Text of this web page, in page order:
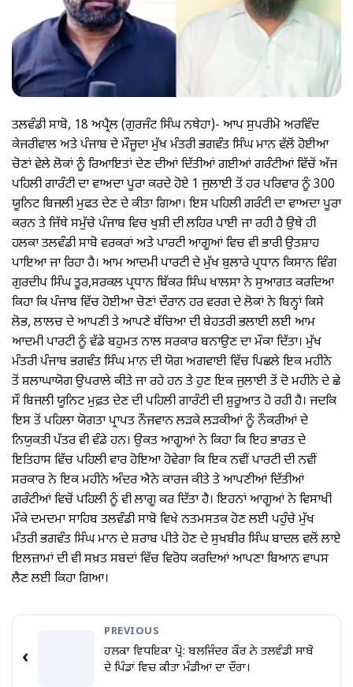
ਤਲਵੰਡੀ ਸਾਬੋ, 18 ਅਪ੍ਰੈਲ (ਗੁਰਜੰਟ ਸਿੰਘ ਨਥੇਹਾ)- ਆਪ ਸੁਪਰੀਮੋ ਅਰਵਿੰਦ
ਕੇਜਰੀਵਾਲ ਅਤੇ ਪੰਜਾਬ ਦੇ ਮੌਜੂਦਾ ਮੁੱਖ ਮੰਤਰੀ ਭਗਵੰਤ ਸਿੰਘ ਮਾਨ ਵੱਲੋਂ ਹੋਈਆ
ਚੋਣਾਂ ਵੇਲੇ ਲੋਕਾਂ ਨੂੰ ਰਿਆਇਤਾਂ ਦੇਣ ਦੀਆਂ ਦਿੱਤੀਆਂ ਗਈਆਂ ਗਰੰਟੀਆਂ ਵਿੱਚੋਂ ਅੱਜ
ਪਹਿਲੀ ਗਾਰੰਟੀ ਦਾ ਵਾਅਦਾ ਪੂਰਾ ਕਰਦੇ ਹੋਏ 1 ਜੁਲਾਈ ਤੋਂ ਹਰ ਪਰਿਵਾਰ ਨੂੰ 300
ਯੂਨਿਟ ਬਿਜਲੀ ਮੁਫਤ ਦੇਣ ਦੇ ਕੀਤਾ ਗਿਆ। ਇਸ ਪਹਿਲੀ ਗਰੰਟੀ ਦਾ ਵਾਅਦਾ ਪੂਰਾ
ਕਰਨ ਤੇ ਜਿੱਥੇ ਸਮੁੱਚੇ ਪੰਜਾਬ ਵਿਚ ਖੁਸ਼ੀ ਦੀ ਲਹਿਰ ਪਾਈ ਜਾ ਰਹੀ ਹੈ ਉਥੇ ਹੀ
ਹਲਕਾ ਤਲਵੰਡੀ ਸਾਬੋ ਵਰਕਰਾਂ ਅਤੇ ਪਾਰਟੀ ਆਗੂਆਂ ਵਿਚ ਵੀ ਭਾਰੀ ਉਤਸ਼ਾਹ
ਪਾਇਆ ਜਾ ਰਿਹਾ ਹੈ। ਆਮ ਆਦਮੀ ਪਾਰਟੀ ਦੇ ਮੁੱਖ ਬੁਲਾਰੇ ਪ੍ਰਧਾਨ ਕਿਸਾਨ ਵਿੰਗ
ਗੁਰਦੀਪ ਸਿੰਘ ਤੂਰ,ਸਰਕਲ ਪ੍ਰਧਾਨ ਬਿੱਕਰ ਸਿੰਘ ਖਾਲਸਾ ਨੇ ਸੁਆਗਤ ਕਰਦਿਆ
ਕਿਹਾ ਕਿ ਪੰਜਾਬ ਵਿੱਚ ਹੋਈਆ ਚੋਣਾਂ ਦੌਰਾਨ ਹਰ ਵਰਗ ਦੇ ਲੋਕਾਂ ਨੇ ਬਿਨ੍ਹਾਂ ਕਿਸੇ
ਲੋਭ, ਲਾਲਚ ਦੇ ਆਪਣੀ ਤੇ ਆਪਣੇ ਬੱਚਿਆ ਦੀ ਬੇਹਤਰੀ ਭਲਾਈ ਲਈ ਆਮ
ਆਦਮੀ ਪਾਰਟੀ ਨੂੰ ਵੱਡੇ ਬਹੁਮਤ ਨਾਲ ਸਰਕਾਰ ਬਨਾਉਣ ਦਾ ਮੌਕਾ ਦਿੱਤਾ। ਮੁੱਖ
ਮੰਤਰੀ ਪੰਜਾਬ ਭਗਵੰਤ ਸਿੰਘ ਮਾਨ ਦੀ ਯੋਗ ਅਗਵਾਈ ਵਿੱਚ ਪਿਛਲੇ ਇਕ ਮਹੀਨੇ
ਤੋਂ ਸ਼ਲਾਘਾਯੋਗ ਉਪਰਾਲੇ ਕੀਤੇ ਜਾ ਰਹੇ ਹਨ ਤੇ ਹੁਣ ਇਕ ਜੁਲਾਈ ਤੋਂ ਦੋ ਮਹੀਨੇ ਦੇ ਛੇ
ਸੌ ਬਿਜਲੀ ਯੂਨਿਟ ਮੁਫ਼ਤ ਦੇਣ ਦੀ ਪਹਿਲੀ ਗਾਰੰਟੀ ਦੀ ਸ਼ੁਰੂਆਤ ਹੋ ਰਹੀ ਹੈ। ਜਦਕਿ
ਇਸ ਤੋਂ ਪਹਿਲਾ ਯੋਗਤਾ ਪ੍ਰਾਪਤ ਨੌਜਵਾਨ ਲੜਕੇ ਲੜਕੀਆਂ ਨੂੰ ਨੌਕਰੀਆਂ ਦੇ
ਨਿਯੁਕਤੀ ਪੱਤਰ ਵੀ ਵੰਡੇ ਹਨ। ਉਕਤ ਆਗੂਆਂ ਨੇ ਕਿਹਾ ਕਿ ਇਹ ਭਾਰਤ ਦੇ
ਇਤਿਹਾਸ ਵਿੱਚ ਪਹਿਲੀ ਵਾਰ ਹੋਇਆ ਹੋਵੇਗਾ ਕਿ ਇਕ ਨਵੀਂ ਪਾਰਟੀ ਦੀ ਨਵੀਂ
ਸਰਕਾਰ ਨੇ ਇਕ ਮਹੀਨੇ ਅੰਦਰ ਐਨੇ ਕਾਰਜ ਕੀਤੇ ਤੇ ਆਪਣੀਆਂ ਦਿੱਤੀਆਂ
ਗਰੰਟੀਆਂ ਵਿਚੋਂ ਪਹਿਲੀ ਨੂੰ ਵੀ ਲਾਗੂ ਕਰ ਦਿੱਤਾ ਹੈ। ਇਹਨਾਂ ਆਗੂਆਂ ਨੇ ਵਿਸਾਖੀ
ਮੌਕੇ ਦਮਦਮਾ ਸਾਹਿਬ ਤਲਵੰਡੀ ਸਾਬੋ ਵਿਖੇ ਨਤਮਸਤਕ ਹੋਣ ਲਈ ਪਹੁੰਚੇ ਮੁੱਖ
ਮੰਤਰੀ ਭਗਵੰਤ ਸਿੰਘ ਮਾਨ ਦੇ ਸ਼ਰਾਬ ਪੀਤੇ ਹੋਣ ਦੇ ਸੁਖਬੀਰ ਸਿੰਘ ਬਾਦਲ ਵਲੋਂ ਲਾਏ
ਇਲਜ਼ਾਮਾਂ ਦੀ ਵੀ ਸਖ਼ਤ ਸਬਦਾਂ ਵਿੱਚ ਵਿਰੋਧ ਕਰਦਿਆਂ ਆਪਣਾ ਬਿਆਨ ਵਾਪਸ
ਲੈਣ ਲਈ ਕਿਹਾ ਗਿਆ।
‹
PREVIOUS
ਹਲਕਾ ਵਿਧਇਕਾ ਪ੍ਰੋ: ਬਲਜਿੰਦਰ ਕੌਰ ਨੇ ਤਲਵੰਡੀ ਸਾਬੋ
ਦੇ ਪਿੰਡਾਂ ਵਿਚ ਕੀਤਾ ਮੰਡੀਆਂ ਦਾ ਦੌਰਾ।